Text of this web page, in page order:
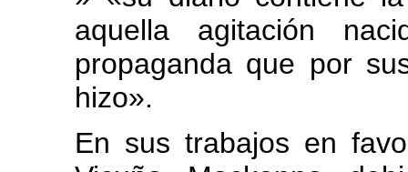
aquella agitación
propaganda que por
hizo».
En sus trabajos en